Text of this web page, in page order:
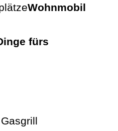
Wohnmobil
fürs